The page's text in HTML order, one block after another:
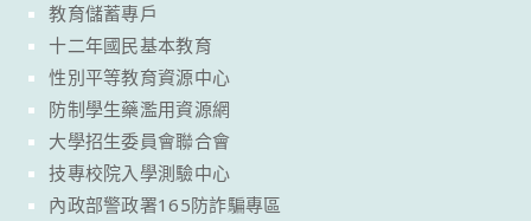
教育儲蓄專戶
十二年國民基本教育
性別平等教育資源中心
防制學生藥濫用資源網
大學招生委員會聯合會
技專校院入學測驗中心
內政部警政署165防詐騙專區